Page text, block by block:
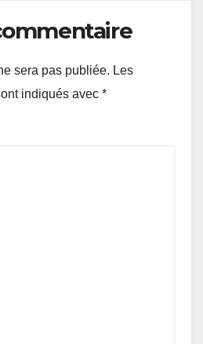
sera pas publiée. Les
indiqués avec *